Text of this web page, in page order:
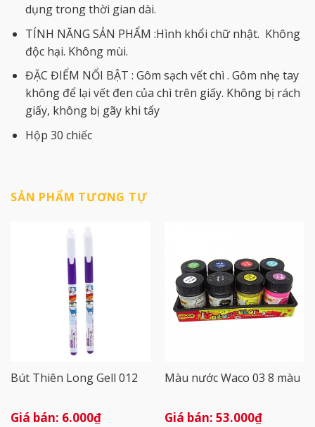
dụng trong thời gian dài.
TÍNH NĂNG SẢN PHẨM :Hình khổi chữ nhật. Không
độc hại. Không mùi.
ĐẶC ĐIỂM NỔI BẬT : Gôm sạch vết chì . Gôm nhẹ tay
không để lại vết đen của chì trên giấy. Không bị rách
giấy, không bị gãy khi tẩy
Hộp 30 chiếc
SẢN PHẨM TƯƠNG TỰ
Bút Thiên Long Gell 012
6.000₫
Màu nước Waco 03 8 màu
53.000₫